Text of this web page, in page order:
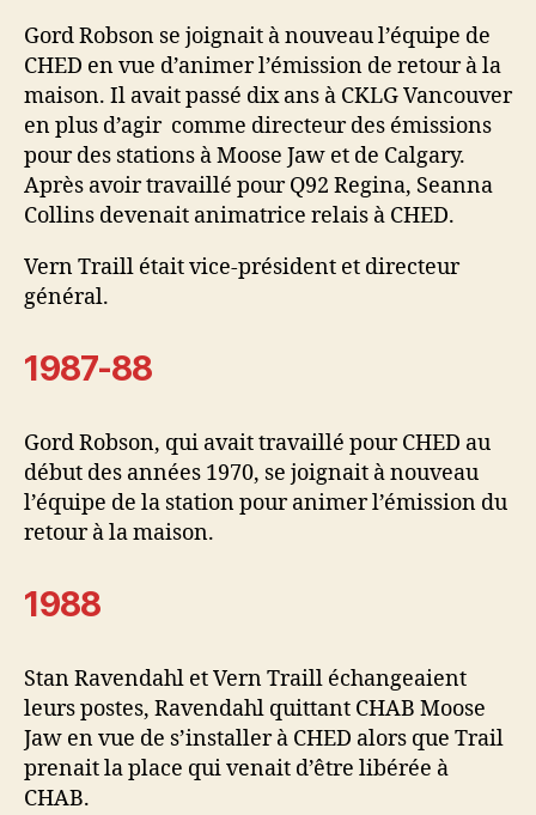
Gord Robson se joignait à nouveau l’équipe de
CHED en vue d’animer l’émission de retour à la
maison. Il avait passé dix ans à CKLG Vancouver
en plus d’agir comme directeur des émissions
pour des stations à Moose Jaw et de Calgary.
Après avoir travaillé pour Q92 Regina, Seanna
Collins devenait animatrice relais à CHED.
Vern Traill était vice-président et directeur
général.
1987-88
Gord Robson, qui avait travaillé pour CHED au
début des années 1970, se joignait à nouveau
l’équipe de la station pour animer l’émission du
retour à la maison.
1988
Stan Ravendahl et Vern Traill échangeaient
leurs postes, Ravendahl quittant CHAB Moose
Jaw en vue de s’installer à CHED alors que Trail
prenait la place qui venait d’être libérée à
CHAB.